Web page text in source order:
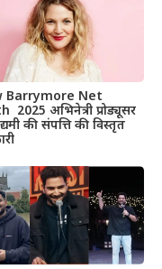
Barrymore Net
2025 अभिनेत्री प्रोड्यूसर
की संपत्ति की विस्तृत